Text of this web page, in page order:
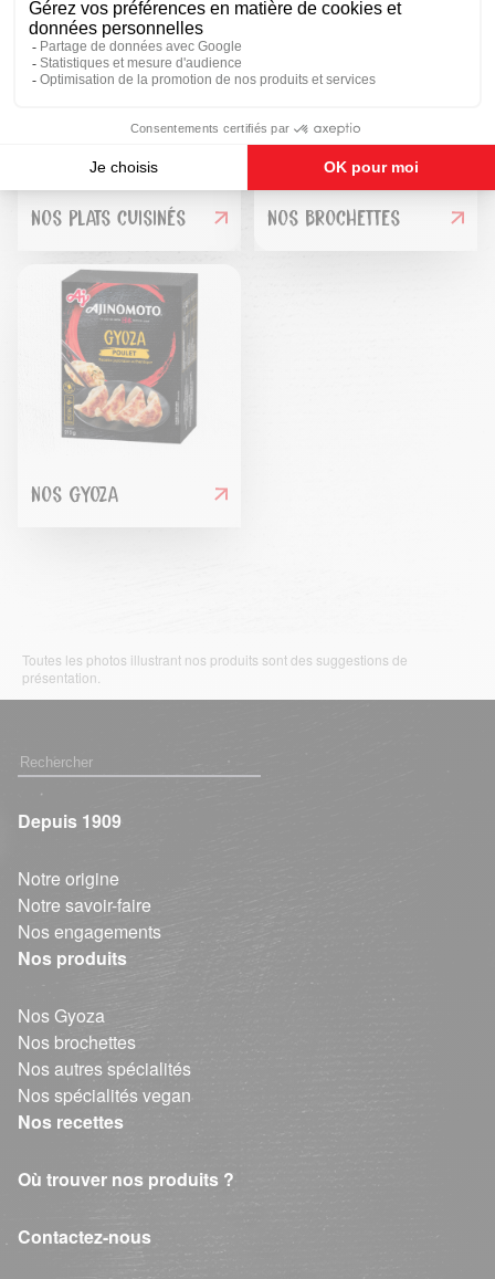
NOS PLATS CUISINÉS NOS BROCHETTES
NOS GYOZA
Toutes les photos illustrant nos produits sont des suggestions de
présentation.
Depuis 1909
Notre origine
Notre savoir-faire
Nos engagements
Nos produits
Nos Gyoza
Nos brochettes
Nos autres spécialités
Nos spécialités vegan
Nos recettes
Où trouver nos produits ?
Contactez-nous